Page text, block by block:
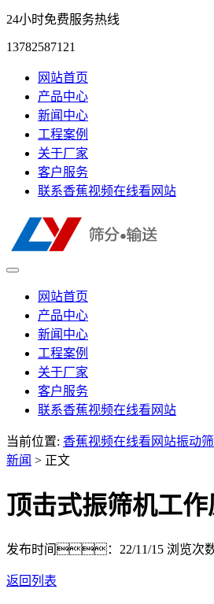
24小时免费服务热线
13782587121
网站首页
产品中心
新闻中心
工程案例
关于厂家
客户服务
联系香蕉视频在线看网站
网站首页
产品中心
新闻中心
工程案例
关于厂家
客户服务
联系香蕉视频在线看网站
当前位置: 香蕉视频在线看网站振动
新闻 > 正文
顶击式振筛机工作
发布时间：22/11/15 浏览
返回列表